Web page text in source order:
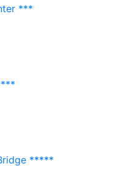
***
*****